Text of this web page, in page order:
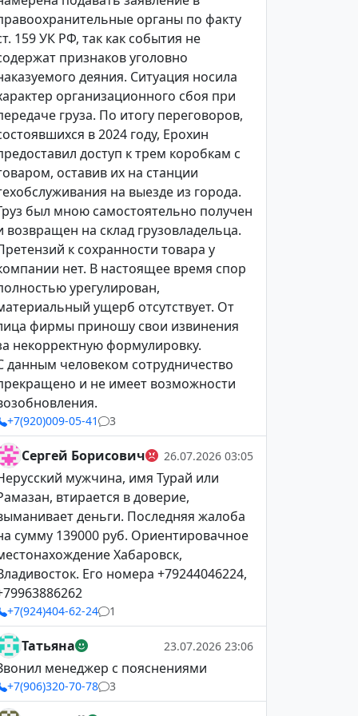
органы по факту
159 УК РФ, так как события не
признаков уголовно
деяния. Ситуация носила
организационного сбоя при
груза. По итогу переговоров,
в 2024 году, Ерохин
доступ к трем коробкам с
оставив их на станции
на выезде из города.
был мною самостоятельно получен
возвращен на склад грузовладельца.
к сохранности товара у
нет. В настоящее время спор
урегулирован,
ущерб отсутствует. От
фирмы приношу свои извинения
некорректную формулировку.
данным человеком сотрудничество
и не имеет возможности
+7(920)009-05-41 3
Сергей Борисович 26.07.2026 03:05
мужчина, имя Турай или
втирается в доверие,
деньги. Последняя жалоба
сумму 139000 руб. Ориентировачное
Хабаровск,
Его номера +79244046224,
+7(924)404-62-24 1
Татьяна 23.07.2026 23:06
менеджер с пояснениями
+7(906)320-70-78 3